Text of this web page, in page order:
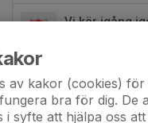
Vi kör igång
22 maj 2023
av kakor (cookies)
bra för dig. De
i syfte att hjälpa oss